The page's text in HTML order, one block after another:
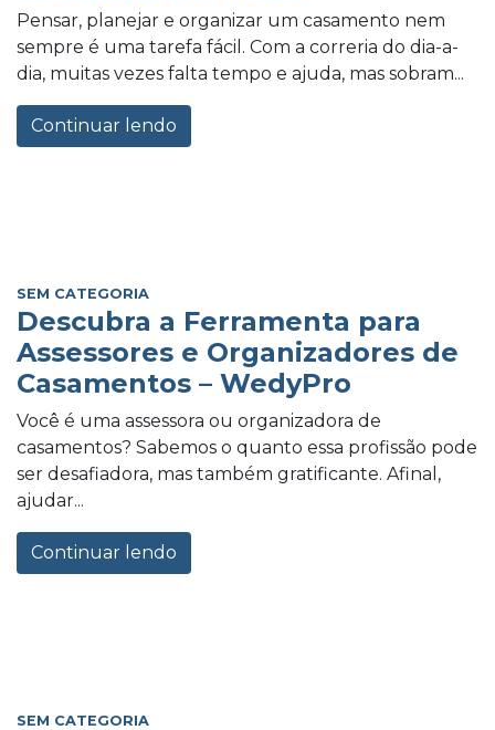
Pensar, planejar e organizar um casamento nem
sempre é uma tarefa fácil. Com a correria do dia-a-
dia, muitas vezes falta tempo e ajuda, mas sobram...
Continuar lendo
SEM CATEGORIA
Descubra a Ferramenta para
Assessores e Organizadores de
Casamentos – WedyPro
Você é uma assessora ou organizadora de
casamentos? Sabemos o quanto essa profissão pode
ser desafiadora, mas também gratificante. Afinal,
ajudar...
Continuar lendo
SEM CATEGORIA